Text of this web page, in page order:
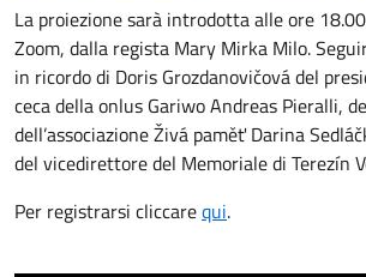
La proiezione sarà introdotta alle ore
Zoom, dalla regista Mary Mirka Milo.
in ricordo di Doris Grozdanovičová del
ceca della onlus Gariwo Andreas Pieralli,
dell’associazione Živá paměť Darina
del vicedirettore del Memoriale di Terezín
Per registrarsi cliccarequi.